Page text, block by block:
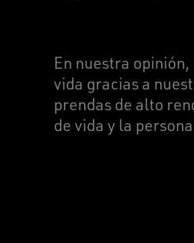
En nuestra
vida gracias a
prendas de alto
de vida y la